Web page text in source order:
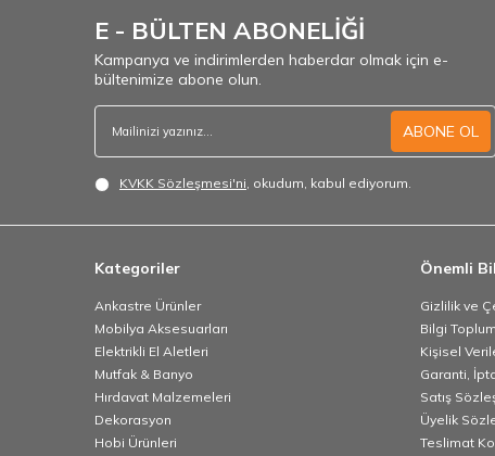
E - BÜLTEN ABONELİĞİ
Kampanya ve indirimlerden haberdar olmak için e-
bültenimize abone olun.
ABONE OL
KVKK Sözleşmesi'ni, okudum, kabul ediyorum.
Kategoriler
Ankastre Ürünler
Mobilya Aksesuarları
Elektrikli El Aletleri
Mutfak & Banyo
Hırdavat Malzemeleri
Dekorasyon
Hobi Ürünleri
Önemli
Gizlilik ve
Bilgi
Kişisel
Garanti,
Satış
Üyelik
Teslimat